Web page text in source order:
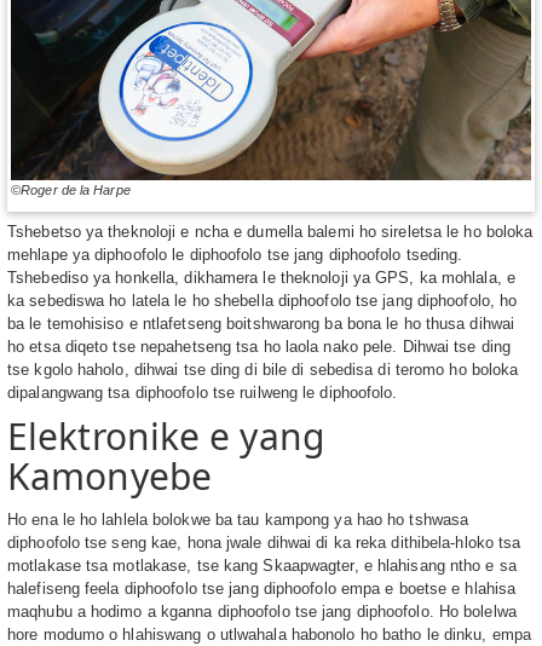
©Roger de la Harpe
Tshebetso ya theknoloji e ncha e dumella balemi ho sireletsa le ho boloka
mehlape ya diphoofolo le diphoofolo tse jang diphoofolo tseding.
Tshebediso ya honkella, dikhamera le theknoloji ya GPS, ka mohlala, e
ka sebediswa ho latela le ho shebella diphoofolo tse jang diphoofolo, ho
ba le temohisiso e ntlafetseng boitshwarong ba bona le ho thusa dihwai
ho etsa diqeto tse nepahetseng tsa ho laola nako pele. Dihwai tse ding
tse kgolo haholo, dihwai tse ding di bile di sebedisa di teromo ho boloka
dipalangwang tsa diphoofolo tse ruilweng le diphoofolo.
Elektronike e yang
Kamonyebe
Ho ena le ho lahlela bolokwe ba tau kampong ya hao ho tshwasa
diphoofolo tse seng kae, hona jwale dihwai di ka reka dithibela-hloko tsa
motlakase tsa motlakase, tse kang Skaapwagter, e hlahisang ntho e sa
halefiseng feela diphoofolo tse jang diphoofolo empa e boetse e hlahisa
maqhubu a hodimo a kganna diphoofolo tse jang diphoofolo. Ho bolelwa
hore modumo o hlahiswang o utlwahala habonolo ho batho le dinku, empa